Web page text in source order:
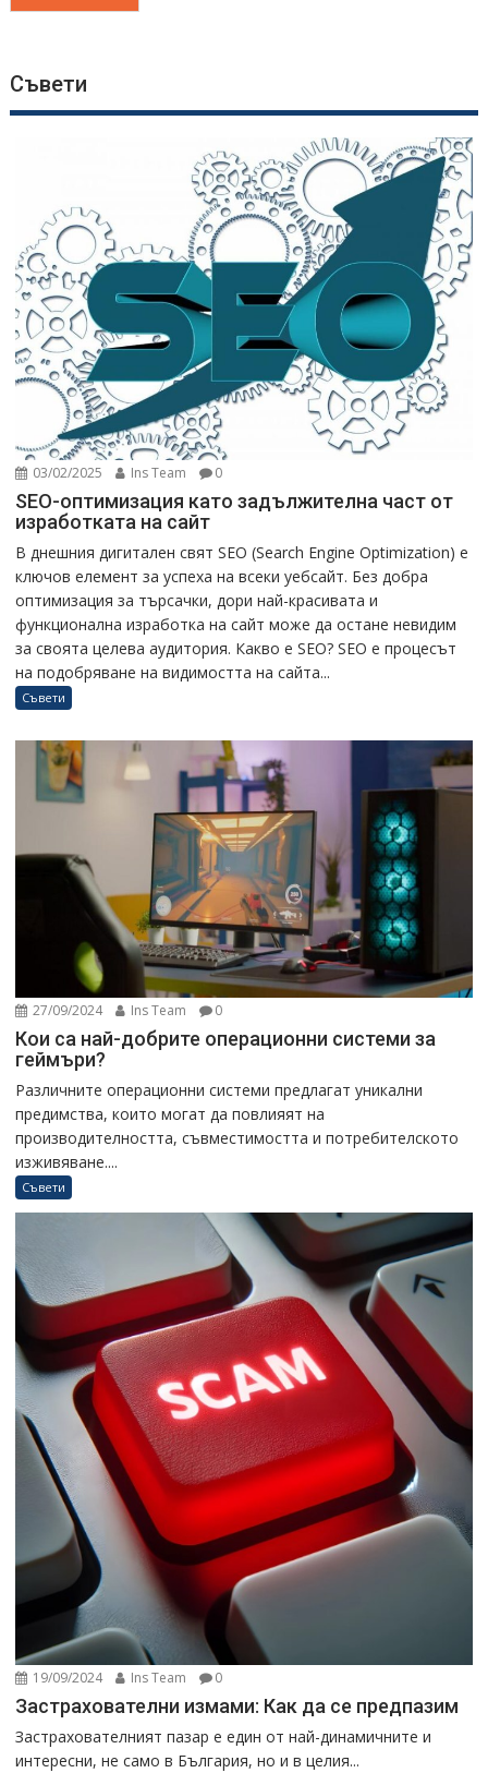
Съвети
03/02/2025 Ins Team 0
SEO-оптимизация като задължителна част от
изработката на сайт
В днешния дигитален свят SEO (Search Engine Optimization) е
ключов елемент за успеха на всеки уебсайт. Без добра
оптимизация за търсачки, дори най-красивата и
функционална изработка на сайт може да остане невидим
за своята целева аудитория. Какво е SEO? SEO е процесът
на подобряване на видимостта на сайта...
Съвети
27/09/2024 Ins Team 0
Кои са най-добрите операционни системи за
геймъри?
Различните операционни системи предлагат уникални
предимства, които могат да повлияят на
производителността, съвместимостта и потребителското
изживяване....
Съвети
19/09/2024 Ins Team 0
Застрахователни измами: Как да се предпазим
Застрахователният пазар е един от най-динамичните и
интересни, не само в България, но и в целия...